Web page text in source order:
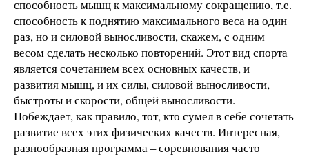
способность мышц к максимальному сокращению, т.е.
способность к поднятию максимального веса на один
раз, но и силовой выносливости, скажем, с одним
весом сделать несколько повторений. Этот вид спорта
является сочетанием всех основных качеств, и
развития мышц, и их силы, силовой выносливости,
быстроты и скорости, общей выносливости.
Побеждает, как правило, тот, кто сумел в себе сочетать
развитие всех этих физических качеств. Интересная,
разнообразная программа – соревнования часто